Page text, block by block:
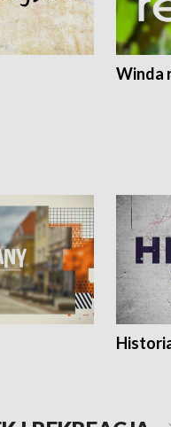
Winda